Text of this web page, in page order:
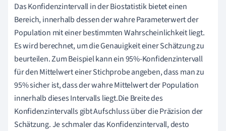
Das Konfidenzintervall in der Biostatistik bietet einen
Bereich, innerhalb dessen der wahre Parameterwert der
Population mit einer bestimmten Wahrscheinlichkeit liegt.
Es wird berechnet, um die Genauigkeit einer Schätzung zu
beurteilen. Zum Beispiel kann ein 95%-Konfidenzintervall
für den Mittelwert einer Stichprobe angeben, dass man zu
95% sicher ist, dass der wahre Mittelwert der Population
innerhalb dieses Intervalls liegt.Die Breite des
Konfidenzintervalls gibt Aufschluss über die Präzision der
Schätzung. Je schmaler das Konfidenzintervall, desto